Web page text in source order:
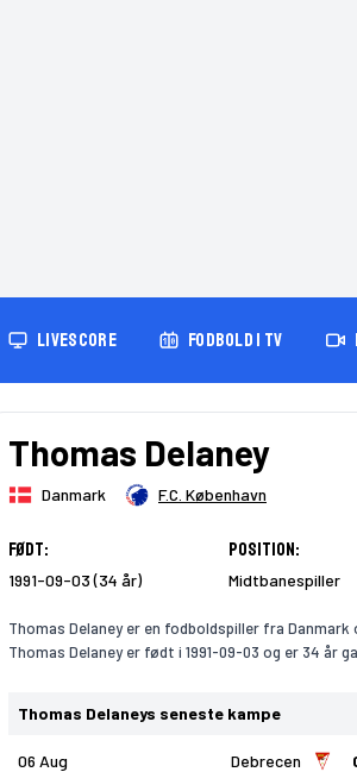
LIVESCORE FODBOLD I TV
Thomas Delaney
Danmark F.C. København
Født:
1991-09-03 (34 år)
Position:
Midtbanespiller
Thomas Delaney er en fodboldspiller fra
Thomas Delaney er født i 1991-09-03 og er 34 år
Thomas Delaneys seneste kampe
06 Aug Debrecen